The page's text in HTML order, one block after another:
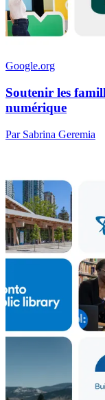
Google.org
Soutenir les
numérique
Par Sabrina Geremia